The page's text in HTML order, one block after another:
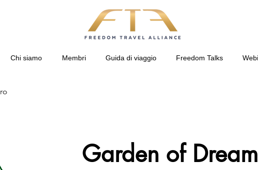
Chi siamo Membri Guida di viaggio Freedom Talks
Garden of